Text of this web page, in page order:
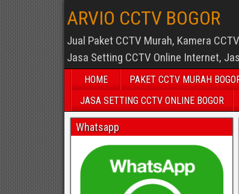
ARVIO CCTV BOGOR
Jual Paket CCTV Murah, Kamera
Jasa Setting CCTV Online Internet,
HOME PAKET CCTV MURAH
JASA SETTING CCTV ONLINE BOGOR
Whatsapp